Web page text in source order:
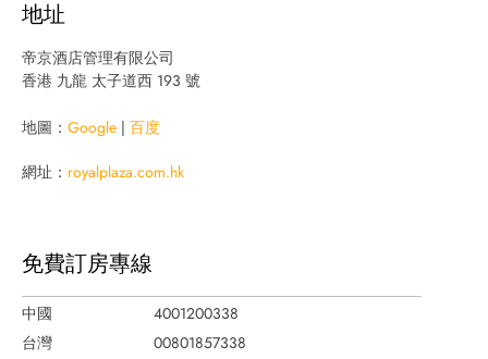
地址
帝京酒店管理有限公司
香港 九龍 太子道西 193 號
地圖： Google 百度
網址： royalplaza.com.hk
免費訂房專線
中國
4001200338
台灣
00801857338